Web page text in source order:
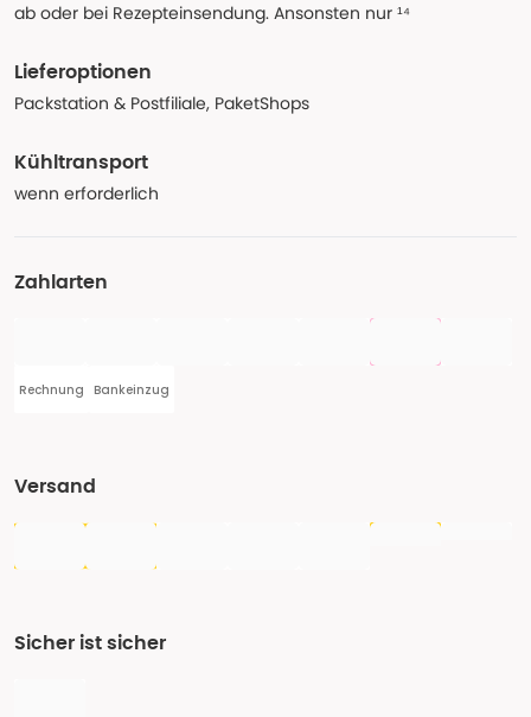
ab oder bei Rezepteinsendung. Ansonsten nur ¹⁴
Lieferoptionen
Packstation & Postfiliale, PaketShops
Kühltransport
wenn erforderlich
Zahlarten
Rechnung Bankeinzug
Versand
Sicher ist sicher